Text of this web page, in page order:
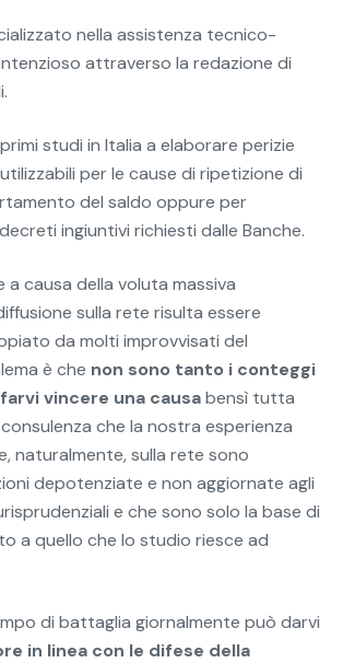
nella assistenza tecnico-
attraverso la redazione di
studi in Italia a elaborare perizie
per le cause di ripetizione di
del saldo oppure per
ingiuntivi richiesti dalle Banche.
a causa della voluta massiva
sulla rete risulta essere
da molti improvvisati del
è che non sono tanto i conteggi
vincere una causabensì tutta
che la nostra esperienza
naturalmente, sulla rete sono
depotenziate e non aggiornate agli
e che sono solo la base di
a quello che lo studio riesce ad
di battaglia giornalmente può darvi
in linea con le difese della